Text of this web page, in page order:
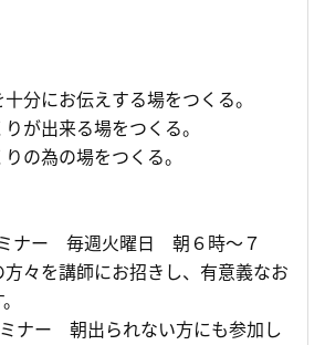
分にお伝えする場をつくる。
が出来る場をつくる。
の為の場をつくる。
ナー 毎週火曜日 朝６時～７
々を講師にお招きし、有意義なお
ナー 朝出られない方にも参加し